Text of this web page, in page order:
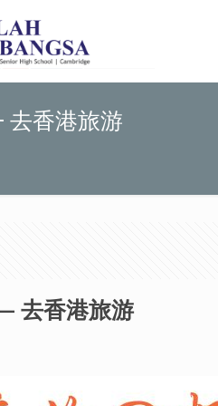
去香港旅游
去香港旅游